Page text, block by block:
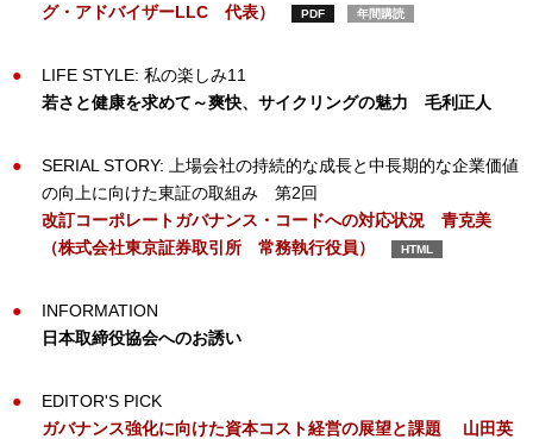
グ・アドバイザーLLC 代表）
PDF 年間購読
LIFE STYLE: 私の楽しみ11
若さと健康を求めて～爽快、サイクリングの魅力 毛利正人
SERIAL STORY: 上場会社の持続的な成長と中長期的な企業価値
の向上に向けた東証の取組み 第2回
改訂コーポレートガバナンス・コードへの対応状況 青克美
（株式会社東京証券取引所 常務執行役員）
HTML
INFORMATION
日本取締役協会へのお誘い
EDITOR'S PICK
ガバナンス強化に向けた資本コスト経営の展望と課題 山田英